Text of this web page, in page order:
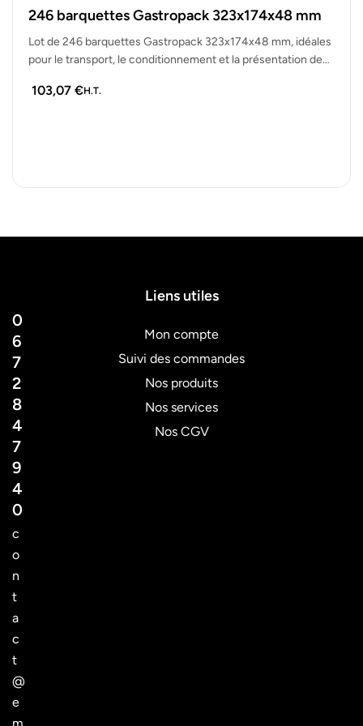
246 barquettes Gastropack 323x174x48 mm
Lot de 246 barquettes Gastropack 323x174x48 mm, idéales
pour le transport, le conditionnement et la présentation de
103,07 €H.T.
0
6
7
2
8
4
7
9
4
0
c
o
n
t
a
c
t
@
e
m
Liens utiles
Mon compte
Suivi des commandes
Nos produits
Nos services
Nos CGV